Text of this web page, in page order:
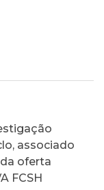
associado
oferta
FCSH